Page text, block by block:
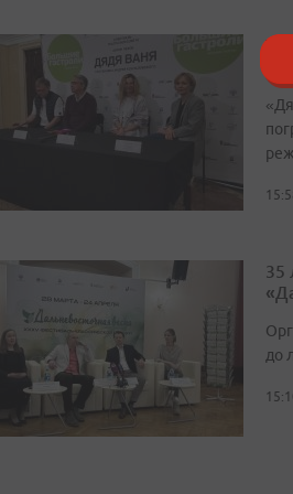
35
до